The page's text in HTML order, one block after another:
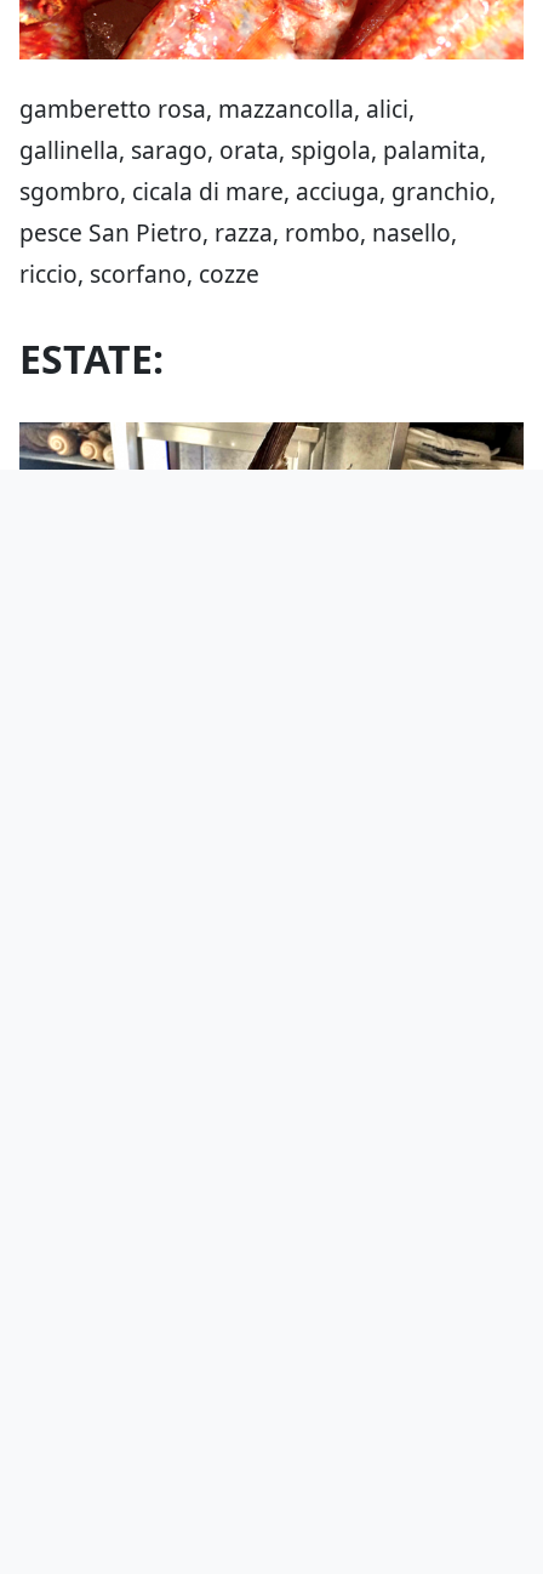
gamberetto rosa, mazzancolla, alici,
gallinella, sarago, orata, spigola, palamita,
sgombro, cicala di mare, acciuga, granchio,
pesce San Pietro, razza, rombo, nasello,
riccio, scorfano, cozze
ESTATE: